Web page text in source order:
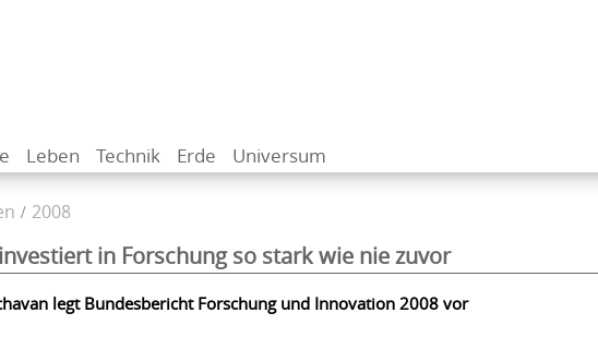
Leben Technik Erde Universum
2008
in Forschung so stark wie nie zuvor
legt Bundesbericht Forschung und Innovation 2008 vor